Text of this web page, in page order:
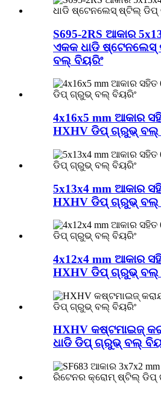
S695-2RS ଆକାର
ଏକକ ଧାଡି
ବଲ୍ ବିୟରିଂ
4x16x5 mm ଆକାର
HXHV ଡିପ୍ ଗ୍ରୁଭ୍ ବଲ୍
5x13x4 mm ଆକାର
HXHV ଡିପ୍ ଗ୍ରୁଭ୍ ବଲ୍
4x12x4 mm ଆକାର
HXHV ଡିପ୍ ଗ୍ରୁଭ୍ ବଲ୍
HXHV କଷ୍ଟମାଇଜ୍
ଧାଡି ଡିପ୍ ଗ୍ରୁଭ୍ ବଲ୍